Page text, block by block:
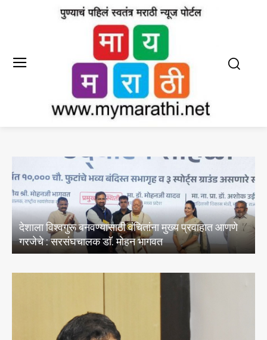
E20 पेट्रोल मधील पाण्याचे अभिसरण आणि क्लोराइडचे
अस्तित्वासंबंधी तेल विपणन कंपन्यांनी केल्या चाचण्या